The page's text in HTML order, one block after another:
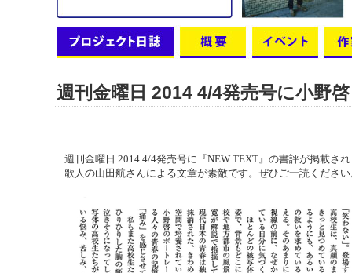
週刊金曜日 2014 4/4発売号に小野
週刊金曜日 2014 4/4発売号に『NEW TEXT』の書評が掲載さ
歌人の山田航さんによる文章が素敵です。ぜひご一読くださ